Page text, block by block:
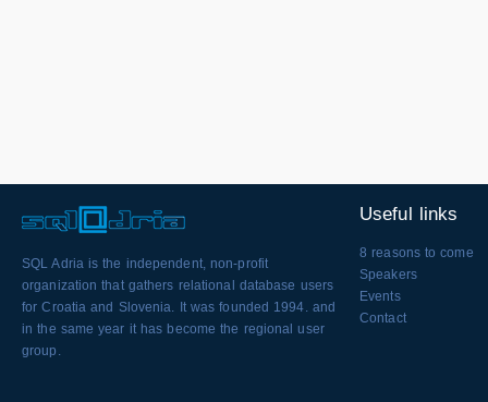
SQL Adria is the independent, non-profit
organization that gathers relational database users
for Croatia and Slovenia. It was founded 1994. and
in the same year it has become the regional user
group.
Useful links
8 reasons to come
Speakers
Events
Contact